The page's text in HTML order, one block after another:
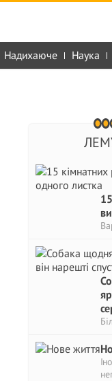
Надихаюче Наука